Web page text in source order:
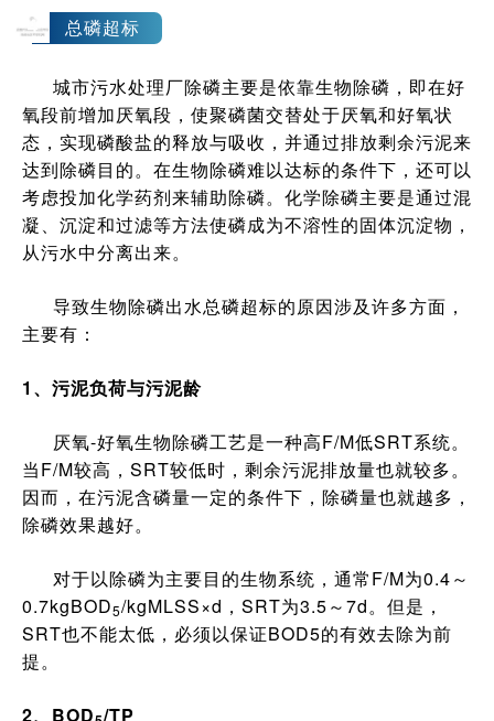
4 总磷超标
城市污水处理厂除磷主要是依靠生物除磷，即在好
氧段前增加厌氧段，使聚磷菌交替处于厌氧和好氧状
态，实现磷酸盐的释放与吸收，并通过排放剩余污泥来
达到除磷目的。在生物除磷难以达标的条件下，还可以
考虑投加化学药剂来辅助除磷。化学除磷主要是通过混
凝、沉淀和过滤等方法使磷成为不溶性的固体沉淀物，
从污水中分离出来。
导致生物除磷出水总磷超标的原因涉及许多方面，
主要有：
1、污泥负荷与污泥龄
厌氧-好氧生物除磷工艺是一种高F/M低SRT系统。
当F/M较高，SRT较低时，剩余污泥排放量也就较多。
因而，在污泥含磷量一定的条件下，除磷量也就越多，
除磷效果越好。
对于以除磷为主要目的生物系统，通常F/M为0.4～
0.7kgBOD5/kgMLSS×d，SRT为3.5～7d。但是，
SRT也不能太低，必须以保证BOD5的有效去除为前
提。
2、BOD /TP